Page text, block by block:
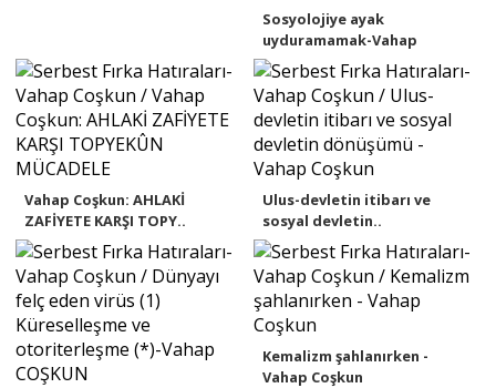
Sosyolojiye ayak
uyduramamak-Vahap
Coşku..
Vahap Coşkun: AHLAKİ
ZAFİYETE KARŞI TOPY..
Ulus-devletin itibarı ve
sosyal devletin..
Kemalizm şahlanırken -
Vahap Coşkun